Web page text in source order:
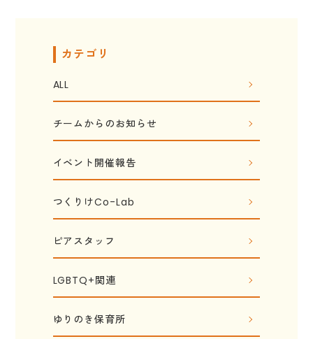
カテゴリ
ALL
チームからのお知らせ
イベント開催報告
つくりけCo-Lab
ピアスタッフ
LGBTQ+関連
ゆりのき保育所